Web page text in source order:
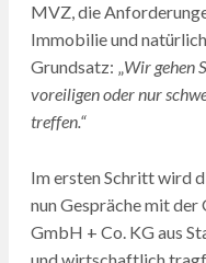
MVZ, die
Immobilie und
Grundsatz: „Wir gehen
voreiligen oder nur
treffen.“
Im ersten Schritt wird
nun Gespräche mit
GmbH + Co. KG aus